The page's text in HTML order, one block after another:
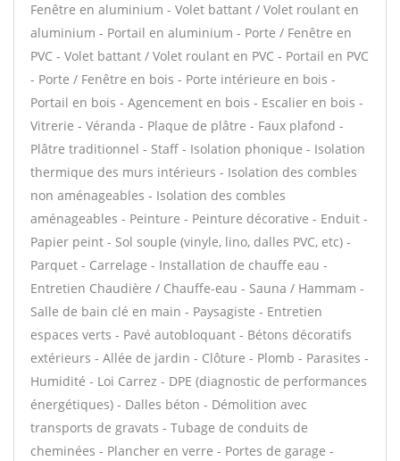
Fenêtre en aluminium - Volet battant / Volet roulant en
aluminium - Portail en aluminium - Porte / Fenêtre en
PVC - Volet battant / Volet roulant en PVC - Portail en PVC
- Porte / Fenêtre en bois - Porte intérieure en bois -
Portail en bois - Agencement en bois - Escalier en bois -
Vitrerie - Véranda - Plaque de plâtre - Faux plafond -
Plâtre traditionnel - Staff - Isolation phonique - Isolation
thermique des murs intérieurs - Isolation des combles
non aménageables - Isolation des combles
aménageables - Peinture - Peinture décorative - Enduit -
Papier peint - Sol souple (vinyle, lino, dalles PVC, etc) -
Parquet - Carrelage - Installation de chauffe eau -
Entretien Chaudière / Chauffe-eau - Sauna / Hammam -
Salle de bain clé en main - Paysagiste - Entretien
espaces verts - Pavé autobloquant - Bétons décoratifs
extérieurs - Allée de jardin - Clôture - Plomb - Parasites -
Humidité - Loi Carrez - DPE (diagnostic de performances
énergétiques) - Dalles béton - Démolition avec
transports de gravats - Tubage de conduits de
cheminées - Plancher en verre - Portes de garage -